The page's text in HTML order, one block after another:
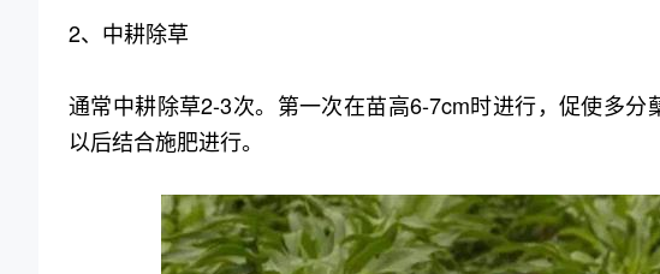
2、中耕除草
通常中耕除草2-3次。第一次在苗高6-7cm时进行，促使多分
以后结合施肥进行。